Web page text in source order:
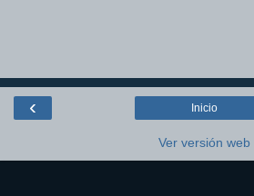
‹ Inicio
Ver versión web